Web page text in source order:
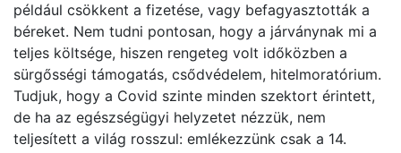
például csökkent a fizetése, vagy befagyasztották a
béreket. Nem tudni pontosan, hogy a járványnak mi a
teljes költsége, hiszen rengeteg volt időközben a
sürgősségi támogatás, csődvédelem, hitelmoratórium.
Tudjuk, hogy a Covid szinte minden szektort érintett,
de ha az egészségügyi helyzetet nézzük, nem
teljesített a világ rosszul: emlékezzünk csak a 14.